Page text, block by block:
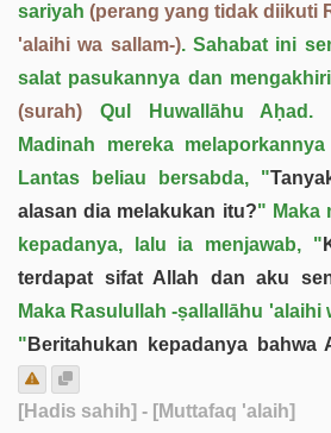
sariyah (perang yang tidak diikuti
'alaihi wa sallam-). Sahabat ini
salat pasukannya dan
(surah) Qul Huwallāhu Aḥad.
Madinah mereka
Lantas beliau bersabda, "
alasan dia melakukan itu?" Maka
kepadanya, lalu ia menjawab, "
terdapat sifat Allah dan aku
Maka Rasulullah -ṣallallāhu 'alaihi
" Beritahukan kepadanya bahwa
[Hadis sahih] - [Muttafaq 'alaih]